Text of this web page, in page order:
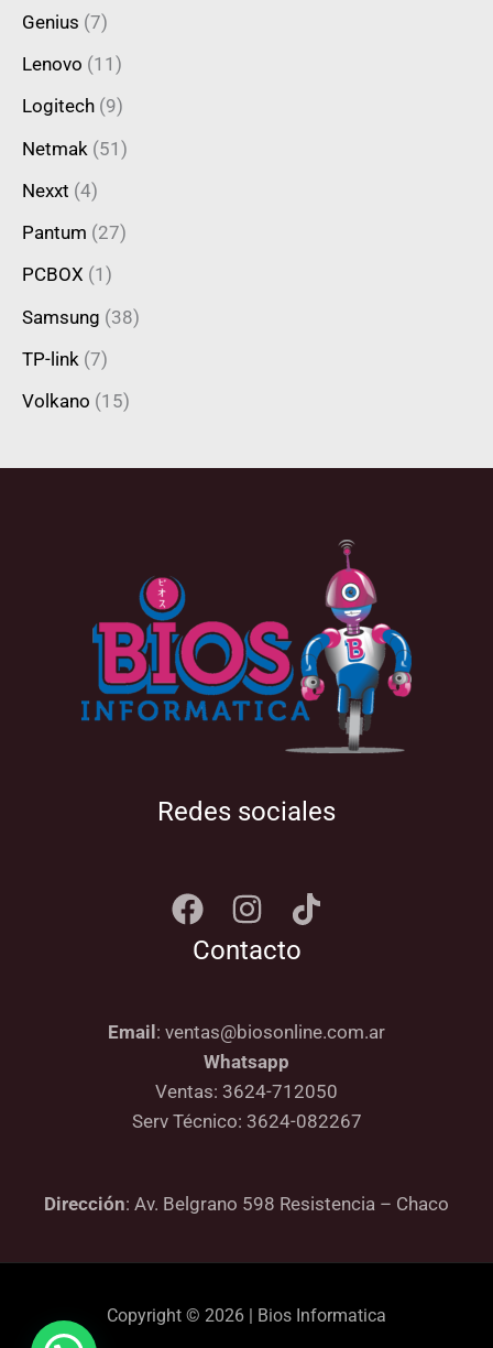
Genius (7)
Lenovo (11)
Logitech (9)
Netmak (51)
Nexxt (4)
Pantum (27)
PCBOX (1)
Samsung (38)
TP-link (7)
Volkano (15)
Redes sociales
Contacto
Email : ventas@biosonline.com.ar
Whatsapp
Ventas: 3624-712050
Serv Técnico: 3624-082267
Dirección: Av. Belgrano 598 Resistencia – Chaco
Copyright © 2026 | Bios Informatica